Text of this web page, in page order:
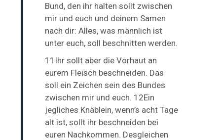
Bund, den ihr halten sollt zwischen
mir und euch und deinem Samen
nach dir: Alles, was männlich ist
unter euch, soll beschnitten werden.
11Ihr sollt aber die Vorhaut an
eurem Fleisch beschneiden. Das
soll ein Zeichen sein des Bundes
zwischen mir und euch. 12Ein
jegliches Knäblein, wenn’s acht Tage
alt ist, sollt ihr beschneiden bei
euren Nachkommen. Desgleichen